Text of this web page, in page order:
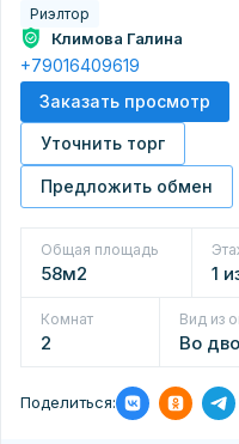
Риэлтор
Климова Галина
+79016409619
Заказать просмотр
Уточнить торг
Предложить обмен
Общая площадь
58м2 1
Комнат
2
Вид из
Во
Поделиться: